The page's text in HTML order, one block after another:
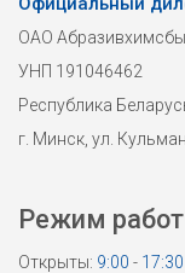
ОАО
УНП 191046462
Республика
г. Минск, ул.
Режим
Открыты: 9:00 - 17:30